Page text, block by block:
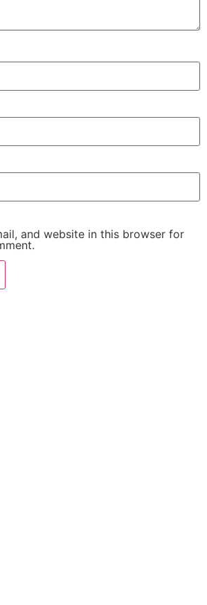
and website in this browser for